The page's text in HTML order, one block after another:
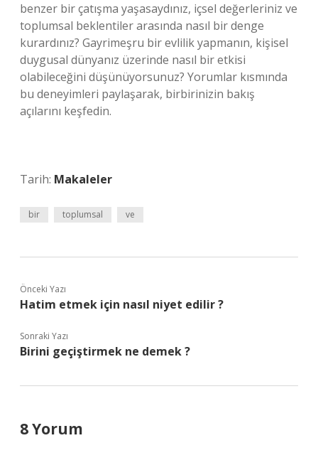
benzer bir çatışma yaşasaydınız, içsel değerleriniz ve
toplumsal beklentiler arasında nasıl bir denge
kurardınız? Gayrimeşru bir evlilik yapmanın, kişisel
duygusal dünyanız üzerinde nasıl bir etkisi
olabileceğini düşünüyorsunuz? Yorumlar kısmında
bu deneyimleri paylaşarak, birbirinizin bakış
açılarını keşfedin.
Tarih: Makaleler
bir toplumsal ve
Önceki Yazı
Hatim etmek için nasıl niyet edilir ?
Sonraki Yazı
Birini geçiştirmek ne demek ?
8 Yorum